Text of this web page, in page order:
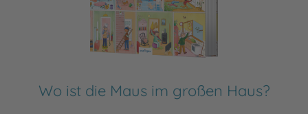
Wo ist die Maus im großen Haus?